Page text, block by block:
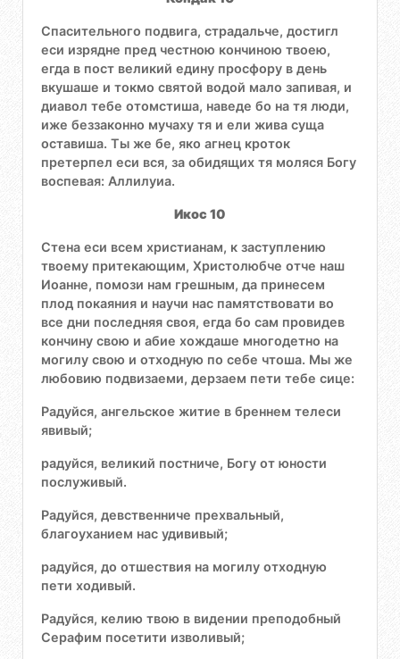
Спасительного подвига, страдальче, достигл
еси изрядне пред честною кончиною твоею,
егда в пост великий едину просфору в день
вкушаше и токмо святой водой мало запивая, и
диавол тебе отомстиша, наведе бо на тя люди,
иже беззаконно мучаху тя и ели жива суща
оставиша. Ты же бе, яко агнец кроток
претерпел еси вся, за обидящих тя моляся Богу
воспевая: Аллилуиа.
Икос 10
Стена еси всем христианам, к заступлению
твоему притекающим, Христолюбче отче наш
Иоанне, помози нам грешным, да принесем
плод покаяния и научи нас памятствовати во
все дни последняя своя, егда бо сам провидев
кончину свою и абие хождаше многодетно на
могилу свою и отходную по себе чтоша. Мы же
любовию подвизаеми, дерзаем пети тебе сице:
Радуйся, ангельское житие в бреннем телеси
явивый;
радуйся, великий постниче, Богу от юности
послуживый.
Радуйся, девственниче прехвальный,
благоуханием нас удививый;
радуйся, до отшествия на могилу отходную
пети ходивый.
Радуйся, келию твою в видении преподобный
Серафим посетити изволивый;